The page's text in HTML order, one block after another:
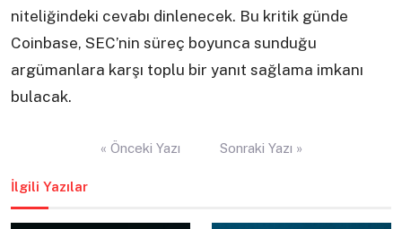
niteliğindeki cevabı dinlenecek. Bu kritik günde
Coinbase, SEC’nin süreç boyunca sunduğu
argümanlara karşı toplu bir yanıt sağlama imkanı
bulacak.
« Önceki Yazı Sonraki Yazı »
İlgili Yazılar